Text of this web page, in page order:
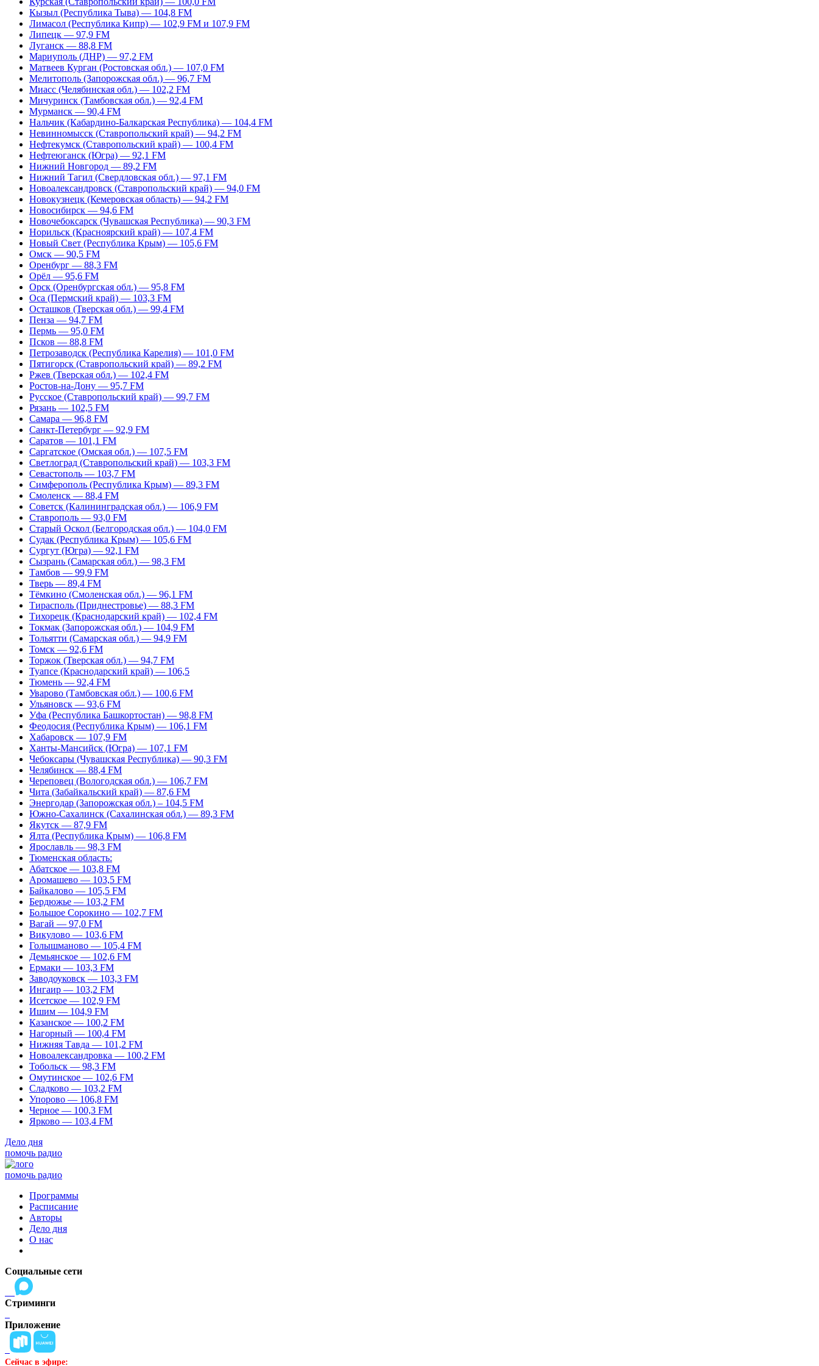
Кызыл (Республика Тыва) — 104,8 FM
Лимасол (Республика Кипр) — 102,9 FM и 107,9 FM
Липецк — 97,9 FM
Луганск — 88,8 FM
Мариуполь (ДНР) — 97,2 FM
Матвеев Курган (Ростовская обл.) — 107,0 FM
Мелитополь (Запорожская обл.) — 96,7 FM
Миасс (Челябинская обл.) — 102,2 FM
Мичуринск (Тамбовская обл.) — 92,4 FM
Мурманск — 90,4 FM
Нальчик (Кабардино-Балкарская Республика) — 104,4 FM
Невинномысск (Ставропольский край) — 94,2 FM
Нефтекумск (Ставропольский край) — 100,4 FM
Нефтеюганск (Югра) — 92,1 FM
Нижний Новгород — 89,2 FM
Нижний Тагил (Свердловская обл.) — 97,1 FM
Новоалександровск (Ставропольский край) — 94,0 FM
Новокузнецк (Кемеровская область) — 94,2 FM
Новосибирск — 94,6 FM
Новочебоксарск (Чувашская Республика) — 90,3 FM
Норильск (Красноярский край) — 107,4 FM
Новый Свет (Республика Крым) — 105,6 FM
Омск — 90,5 FM
Оренбург — 88,3 FM
Орёл — 95,6 FM
Орск (Оренбургская обл.) — 95,8 FM
Оса (Пермский край) — 103,3 FM
Осташков (Тверская обл.) — 99,4 FM
Пенза — 94,7 FM
Пермь — 95,0 FM
Псков — 88,8 FM
Петрозаводск (Республика Карелия) — 101,0 FM
Пятигорск (Ставропольский край) — 89,2 FM
Ржев (Тверская обл.) — 102,4 FM
Ростов-на-Дону — 95,7 FM
Русское (Ставропольский край) — 99,7 FM
Рязань — 102,5 FM
Самара — 96,8 FM
Санкт-Петербург — 92,9 FM
Саратов — 101,1 FM
Саргатское (Омская обл.) — 107,5 FM
Светлоград (Ставропольский край) — 103,3 FM
Севастополь — 103,7 FM
Симферополь (Республика Крым) — 89,3 FM
Смоленск — 88,4 FM
Советск (Калининградская обл.) — 106,9 FM
Ставрополь — 93,0 FM
Старый Оскол (Белгородская обл.) — 104,0 FM
Судак (Республика Крым) — 105,6 FM
Сургут (Югра) — 92,1 FM
Сызрань (Самарская обл.) — 98,3 FM
Тамбов — 99,9 FM
Тверь — 89,4 FM
Тёмкино (Смоленская обл.) — 96,1 FM
Тирасполь (Приднестровье) — 88,3 FM
Тихорецк (Краснодарский край) — 102,4 FM
Токмак (Запорожская обл.) — 104,9 FM
Тольятти (Самарская обл.) — 94,9 FM
Томск — 92,6 FM
Торжок (Тверская обл.) — 94,7 FM
Туапсе (Краснодарский край) — 106,5
Тюмень — 92,4 FM
Уварово (Тамбовская обл.) — 100,6 FM
Ульяновск — 93,6 FM
Уфа (Республика Башкортостан) — 98,8 FM
Феодосия (Республика Крым) — 106,1 FM
Хабаровск — 107,9 FM
Ханты-Мансийск (Югра) — 107,1 FM
Чебоксары (Чувашская Республика) — 90,3 FM
Челябинск — 88,4 FM
Череповец (Вологодская обл.) — 106,7 FM
Чита (Забайкальский край) — 87,6 FM
Энергодар (Запорожская обл.) – 104,5 FM
Южно-Сахалинск (Сахалинская обл.) — 89,3 FM
Якутск — 87,9 FM
Ялта (Республика Крым) — 106,8 FM
Ярославль — 98,3 FM
Тюменская область:
Абатское — 103,8 FM
Аромашево — 103,5 FM
Байкалово — 105,5 FM
Бердюжье — 103,2 FM
Большое Сорокино — 102,7 FM
Вагай — 97,0 FM
Викулово — 103,6 FM
Голышманово — 105,4 FM
Демьянское — 102,6 FM
Ермаки — 103,3 FM
Заводоуковск — 103,3 FM
Ингаир — 103,2 FM
Исетское — 102,9 FM
Ишим — 104,9 FM
Казанское — 100,2 FM
Нагорный — 100,4 FM
Нижняя Тавда — 101,2 FM
Новоалександровка — 100,2 FM
Тобольск — 98,3 FM
Омутинское — 102,6 FM
Сладково — 103,2 FM
Упорово — 106,8 FM
Черное — 100,3 FM
Ярково — 103,4 FM
Дело дня
помочь радио
помочь радио
Программы
Расписание
Авторы
Дело дня
О нас
Социальные сети
Стриминги
Приложение
Сейчас в эфире: